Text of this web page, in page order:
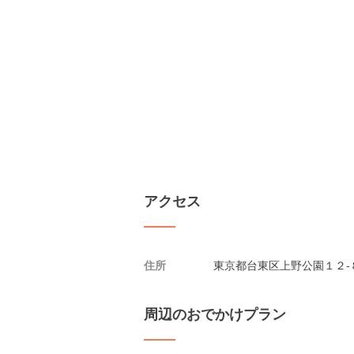
アクセス
住所 東京都台東区上野公園１２-
周辺のおでかけプラン